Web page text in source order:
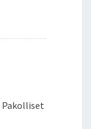
Pakolliset